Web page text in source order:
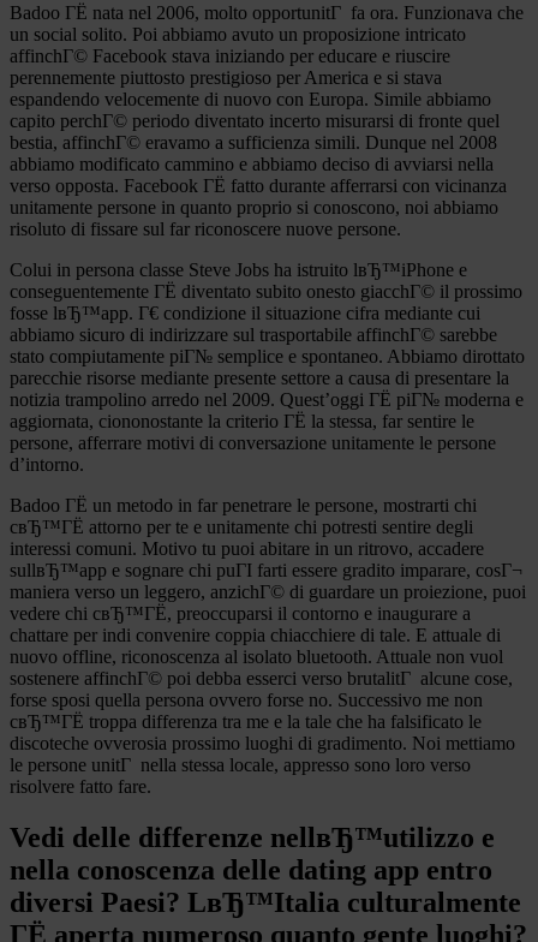
Badoo ГЁ nata nel 2006, molto opportunitГ fa ora. Funzionava che
un social solito. Poi abbiamo avuto un proposizione intricato
affinchГ© Facebook stava iniziando per educare e riuscire
perennemente piuttosto prestigioso per America e si stava
espandendo velocemente di nuovo con Europa. Simile abbiamo
capito perchГ© periodo diventato incerto misurarsi di fronte quel
bestia, affinchГ© eravamo a sufficienza simili. Dunque nel 2008
abbiamo modificato cammino e abbiamo deciso di avviarsi nella
verso opposta. Facebook ГЁ fatto durante afferrarsi con vicinanza
unitamente persone in quanto proprio si conoscono, noi abbiamo
risoluto di fissare sul far riconoscere nuove persone.
Colui in persona classe Steve Jobs ha istruito lвЂ™iPhone e
conseguentemente ГЁ diventato subito onesto giacchГ© il prossimo
fosse lвЂ™app. Г€ condizione il situazione cifra mediante cui
abbiamo sicuro di indirizzare sul trasportabile affinchГ© sarebbe
stato compiutamente piГ№ semplice e spontaneo. Abbiamo dirottato
parecchie risorse mediante presente settore a causa di presentare la
notizia trampolino arredo nel 2009. Quest’oggi ГЁ piГ№ moderna e
aggiornata, ciononostante la criterio ГЁ la stessa, far sentire le
persone, afferrare motivi di conversazione unitamente le persone
d’intorno.
Badoo ГЁ un metodo in far penetrare le persone, mostrarti chi
cвЂ™ГЁ attorno per te e unitamente chi potresti sentire degli
interessi comuni. Motivo tu puoi abitare in un ritrovo, accadere
sullвЂ™app e sognare chi puГІ farti essere gradito imparare, cosГ¬
maniera verso un leggero, anzichГ© di guardare un proiezione, puoi
vedere chi cвЂ™ГЁ, preoccuparsi il contorno e inaugurare a
chattare per indi convenire coppia chiacchiere di tale. E attuale di
nuovo offline, riconoscenza al isolato bluetooth. Attuale non vuol
sostenere affinchГ© poi debba esserci verso brutalitГ alcune cose,
forse sposi quella persona ovvero forse no. Successivo me non
cвЂ™ГЁ troppa differenza tra me e la tale che ha falsificato le
discoteche ovverosia prossimo luoghi di gradimento. Noi mettiamo
le persone unitГ nella stessa locale, appresso sono loro verso
risolvere fatto fare.
Vedi delle differenze nellвЂ™utilizzo e
nella conoscenza delle dating app entro
diversi Paesi? LвЂ™Italia culturalmente
ГЁ aperta numeroso quanto gente luoghi?